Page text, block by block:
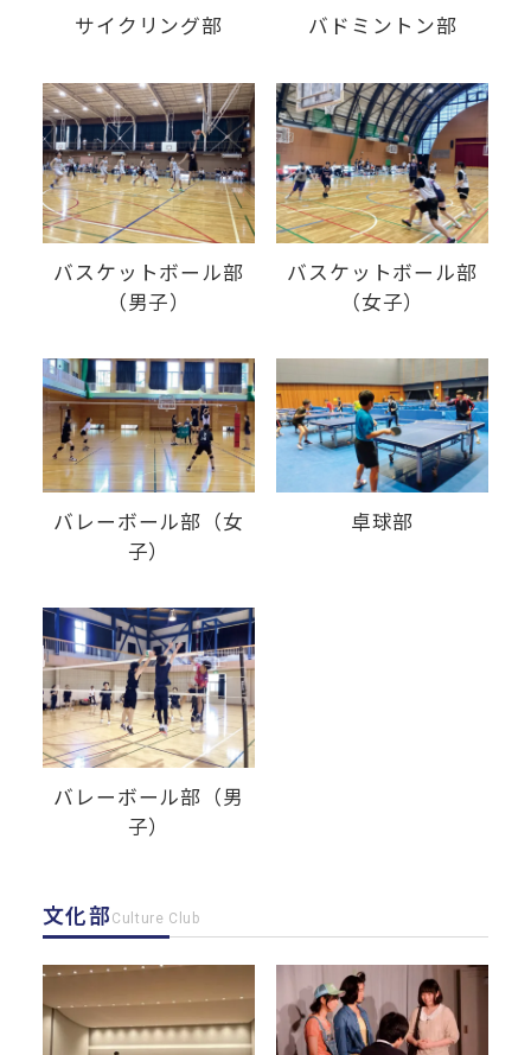
サイクリング部 バドミントン部
バスケットボール部
（男子）
バスケットボール部
（女子）
バレーボール部（女
子）
卓球部
バレーボール部（男
子）
文化部 Culture Club